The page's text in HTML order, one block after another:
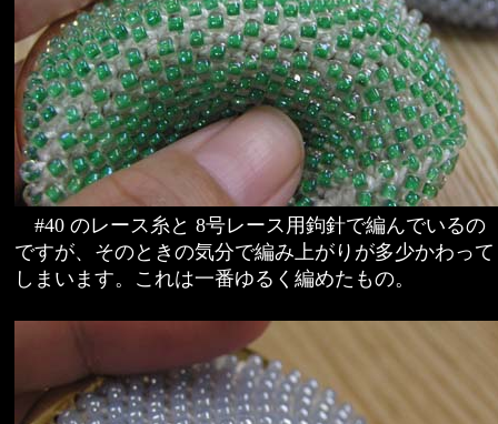
#40 のレース糸と 8号レース用鉤針で編んでいるの
ですが、そのときの気分で編み上がりが多少かわって
しまいます。これは一番ゆるく編めたもの。